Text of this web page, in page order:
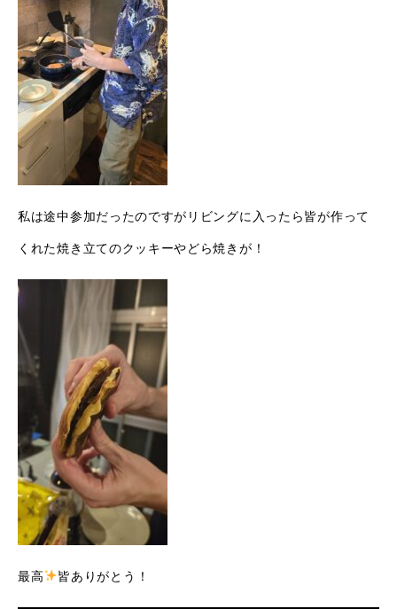
私は途中参加だったのですがリビングに入ったら皆が作って
くれた焼き立てのクッキーやどら焼きが！
最高 皆ありがとう！